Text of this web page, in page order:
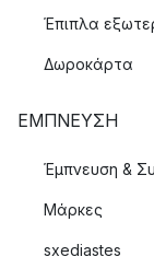
Έπιπλα
Δωροκάρτα
ΈΜΠΝΕΥΣΗ
Έμπνευση &
Μάρκες
sxediastes